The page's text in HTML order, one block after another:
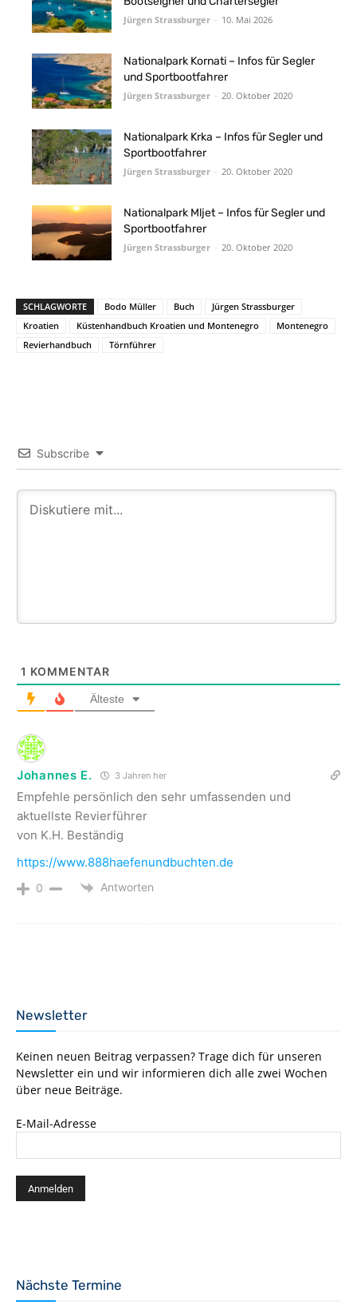
Jürgen Strassburger - 10. Mai 2026
Nationalpark Kornati – Infos für Segler
und Sportbootfahrer
Jürgen Strassburger - 20. Oktober 2020
Nationalpark Krka – Infos für Segler und
Sportbootfahrer
Jürgen Strassburger - 20. Oktober 2020
Nationalpark Mljet – Infos für Segler und
Sportbootfahrer
Jürgen Strassburger - 20. Oktober 2020
SCHLAGWORTE Bodo Müller Buch
Jürgen Strassburger
Kroatien
Küstenhandbuch Kroatien und Montenegro
Montenegro
Revierhandbuch
Törnführer
Subscribe
1 KOMMENTAR
Älteste
Johannes E. 3 Jahren her
Empfehle persönlich den sehr umfassenden und
aktuellste Revierführer
von K.H. Beständig
https://www.888haefenundbuchten.de
0 Antworten
Newsletter
Keinen neuen Beitrag verpassen? Trage dich für unseren
Newsletter ein und wir informieren dich alle zwei Wochen
über neue Beiträge.
E-Mail-Adresse
Nächste Termine